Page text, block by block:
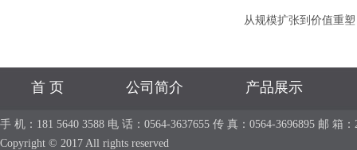
从规模扩张到价值重
首 页 公司简介 产品展示
手 机：181 5640 3588 电 话：0564-3637655 传 真：0564-3696895 邮
Copyright © 2017 All rights reserved